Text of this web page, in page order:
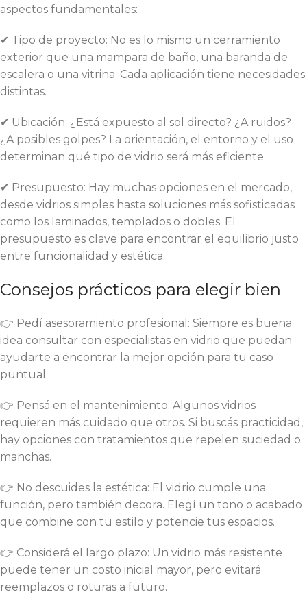
aspectos fundamentales:
✔ Tipo de proyecto: No es lo mismo un cerramiento
exterior que una mampara de baño, una baranda de
escalera o una vitrina. Cada aplicación tiene necesidades
distintas.
✔ Ubicación: ¿Está expuesto al sol directo? ¿A ruidos?
¿A posibles golpes? La orientación, el entorno y el uso
determinan qué tipo de vidrio será más eficiente.
✔ Presupuesto: Hay muchas opciones en el mercado,
desde vidrios simples hasta soluciones más sofisticadas
como los laminados, templados o dobles. El
presupuesto es clave para encontrar el equilibrio justo
entre funcionalidad y estética.
Consejos prácticos para elegir bien
👉 Pedí asesoramiento profesional: Siempre es buena
idea consultar con especialistas en vidrio que puedan
ayudarte a encontrar la mejor opción para tu caso
puntual.
👉 Pensá en el mantenimiento: Algunos vidrios
requieren más cuidado que otros. Si buscás practicidad,
hay opciones con tratamientos que repelen suciedad o
manchas.
👉 No descuides la estética: El vidrio cumple una
función, pero también decora. Elegí un tono o acabado
que combine con tu estilo y potencie tus espacios.
👉 Considerá el largo plazo: Un vidrio más resistente
puede tener un costo inicial mayor, pero evitará
reemplazos o roturas a futuro.